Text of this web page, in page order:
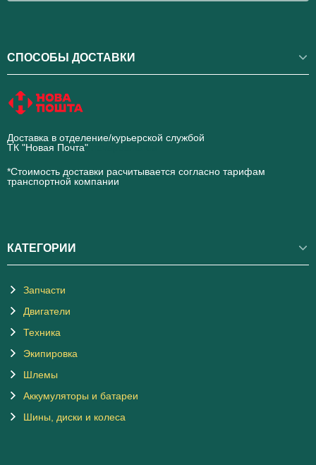
СПОСОБЫ ДОСТАВКИ
Доставка в отделение/курьерской службой
ТК "Новая Почта"
*Стоимость доставки расчитывается согласно тарифам
транспортной компании
КАТЕГОРИИ
Запчасти
Двигатели
Техника
Экипировка
Шлемы
Аккумуляторы и батареи
Шины, диски и колеса